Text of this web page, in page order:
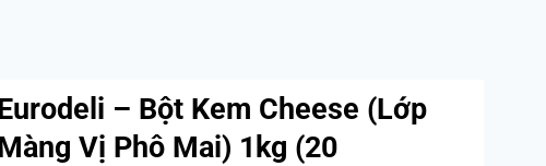
– Bột Kem Cheese (Lớp
Vị Phô Mai) 1kg (20